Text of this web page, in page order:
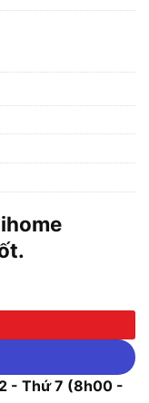
lượng
- Thứ 7 (8h00 -